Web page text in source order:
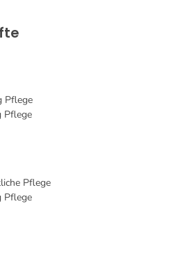
Pflege
Pflege
Pflege
Pflege